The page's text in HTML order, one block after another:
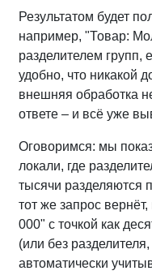
Результатом будет
например, "Товар:
разделителем групп,
удобно, что никакой
внешняя обработка
ответе – и всё уже
Оговоримся: мы
локали, где
тысячи разделяются
тот же запрос
000" с точкой как
(или без
автоматически